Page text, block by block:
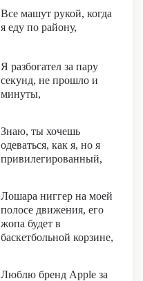
Все машут рукой, когда
я еду по району,
Я разбогател за пару
секунд, не прошло и
минуты,
Знаю, ты хочешь
одеваться, как я, но я
привилегированный,
Лошара ниггер на моей
полосе движения, его
жопа будет в
баскетбольной корзине,
Люблю бренд Apple за